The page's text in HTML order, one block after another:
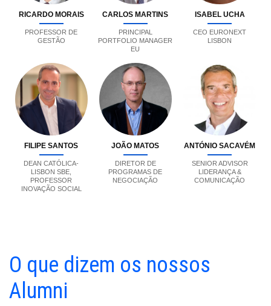
RICARDO MORAIS
PROFESSOR DE
GESTÃO
CARLOS MARTINS
PRINCIPAL
PORTFOLIO MANAGER
EU
ISABEL UCHA
CEO EURONEXT
LISBON
FILIPE SANTOS
DEAN CATÓLICA-
LISBON SBE,
PROFESSOR
INOVAÇÃO SOCIAL
JOÃO MATOS
DIRETOR DE
PROGRAMAS DE
NEGOCIAÇÃO
ANTÓNIO SACAVÉM
SENIOR ADVISOR
LIDERANÇA &
COMUNICAÇÃO
O que dizem os nossos
Alumni